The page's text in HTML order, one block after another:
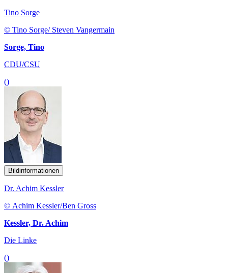
Tino Sorge
© Tino Sorge/ Steven Vangermain
Sorge, Tino
CDU/CSU
()
Bildinformationen
Dr. Achim Kessler
© Achim Kessler/Ben Gross
Kessler, Dr. Achim
Die Linke
()